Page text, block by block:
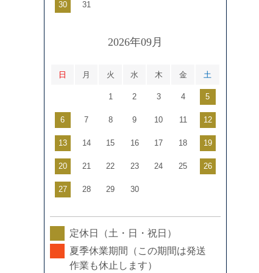
30 31
2026年09月
日 月 火 水 木 金 土
1 2 3 4 5
6 7 8 9 10 11 12
13 14 15 16 17 18 19
20 21 22 23 24 25 26
27 28 29 30
定休日（土・日・祝日）
夏季休業期間（この期間は発送
作業も休止します）